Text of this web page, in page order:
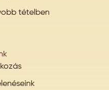
tételben